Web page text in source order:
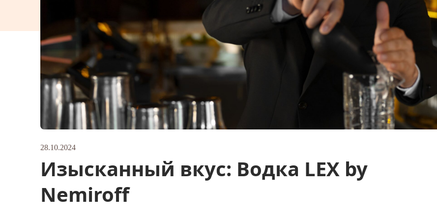
28.10.2024
Изысканный вкус: Водка LEX by
Nemiroff